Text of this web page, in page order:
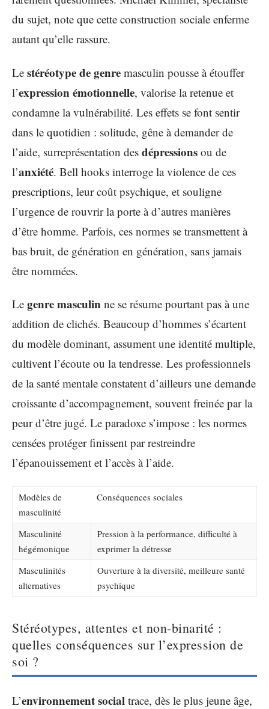
du sujet, note que cette construction sociale enferme
autant qu’elle rassure.
Le stéréotype de genre masculin pousse à étouffer
l’expression émotionnelle, valorise la retenue et
condamne la vulnérabilité. Les effets se font sentir
dans le quotidien : solitude, gêne à demander de
l’aide, surreprésentation des dépressions ou de
l’anxiété. Bell hooks interroge la violence de ces
prescriptions, leur coût psychique, et souligne
l’urgence de rouvrir la porte à d’autres manières
d’être homme. Parfois, ces normes se transmettent à
bas bruit, de génération en génération, sans jamais
être nommées.
Le genre masculin ne se résume pourtant pas à une
addition de clichés. Beaucoup d’hommes s’écartent
du modèle dominant, assument une identité multiple,
cultivent l’écoute ou la tendresse. Les professionnels
de la santé mentale constatent d’ailleurs une demande
croissante d’accompagnement, souvent freinée par la
peur d’être jugé. Le paradoxe s’impose : les normes
censées protéger finissent par restreindre
l’épanouissement et l’accès à l’aide.
Modèles de
masculinité
Conséquences sociales
Masculinité
hégémonique
Pression à la performance, difficulté à
exprimer la détresse
Masculinités
alternatives
Ouverture à la diversité, meilleure santé
psychique
Stéréotypes, attentes et non-binarité :
quelles conséquences sur l’expression de
soi ?
L’environnement social trace, dès le plus jeune âge,